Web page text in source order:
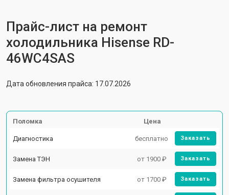
Прайс-лист на ремонт
холодильника Hisense RD-
46WC4SAS
Дата обновления прайса: 17.07.2026
Поломка Цена
Диагностика бесплатно Заказать
Замена ТЭН от 1900 ₽ Заказать
Замена фильтра осушителя от 1700 ₽ Заказать